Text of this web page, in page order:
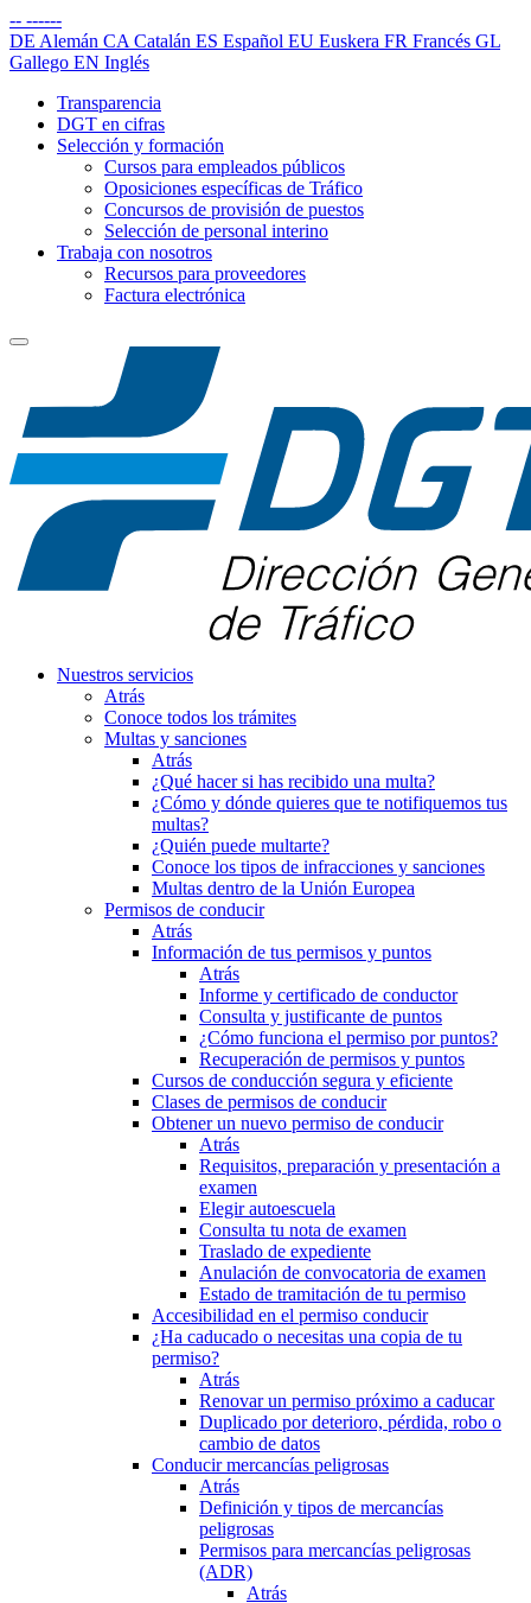
-- ------
DE Alemán CA Catalán ES Español EU Euskera FR Francés GL
Gallego EN Inglés
Transparencia
DGT en cifras
Selección y formación
Cursos para empleados públicos
Oposiciones específicas de Tráfico
Concursos de provisión de puestos
Selección de personal interino
Trabaja con nosotros
Recursos para proveedores
Factura electrónica
Nuestros servicios
Atrás
Conoce todos los trámites
Multas y sanciones
Atrás
¿Qué hacer si has recibido una multa?
¿Cómo y dónde quieres que te notifiquemos tus
multas?
¿Quién puede multarte?
Conoce los tipos de infracciones y sanciones
Multas dentro de la Unión Europea
Permisos de conducir
Atrás
Información de tus permisos y puntos
Atrás
Informe y certificado de conductor
Consulta y justificante de puntos
¿Cómo funciona el permiso por puntos?
Recuperación de permisos y puntos
Cursos de conducción segura y eficiente
Clases de permisos de conducir
Obtener un nuevo permiso de conducir
Atrás
Requisitos, preparación y presentación a
examen
Elegir autoescuela
Consulta tu nota de examen
Traslado de expediente
Anulación de convocatoria de examen
Estado de tramitación de tu permiso
Accesibilidad en el permiso conducir
¿Ha caducado o necesitas una copia de tu
permiso?
Atrás
Renovar un permiso próximo a caducar
Duplicado por deterioro, pérdida, robo o
cambio de datos
Conducir mercancías peligrosas
Atrás
Definición y tipos de mercancías
peligrosas
Permisos para mercancías peligrosas
(ADR)
Atrás